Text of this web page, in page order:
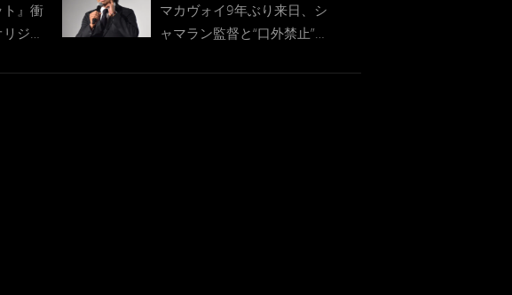
ト』衝
ジナ
マカヴォイ9年ぶり来日、シ
ャマラン監督と“口外禁止”ト